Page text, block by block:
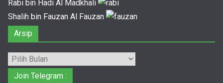
Rabi bin Hadi Al Madkhali
Shalih bin Fauzan Al Fauzan
Arsip
Arsip
Join Telegram :